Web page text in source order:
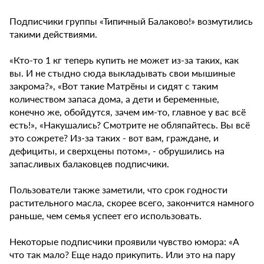
Подписчики группы «Типичный Балаково!» возмутились
такими действиями.
«Кто-то 1 кг теперь купить не может из-за таких, как
вы. И не стыдно сюда выкладывать свои мышиные
закрома?», «Вот такие Матрёны и сидят с таким
количеством запаса дома, а дети и беременные,
конечно же, обойдутся, зачем им-то, главное у вас всё
есть!», «Накушались? Смотрите не обляпайтесь. Вы всё
это сожрете? Из-за таких - вот вам, граждане, и
дефициты, и сверхцены потом», - обрушились на
запасливых балаковцев подписчики.
Пользователи также заметили, что срок годности
растительного масла, скорее всего, закончится намного
раньше, чем семья успеет его использовать.
Некоторые подписчики проявили чувство юмора: «А
что так мало? Еще надо прикупить. Или это на пару